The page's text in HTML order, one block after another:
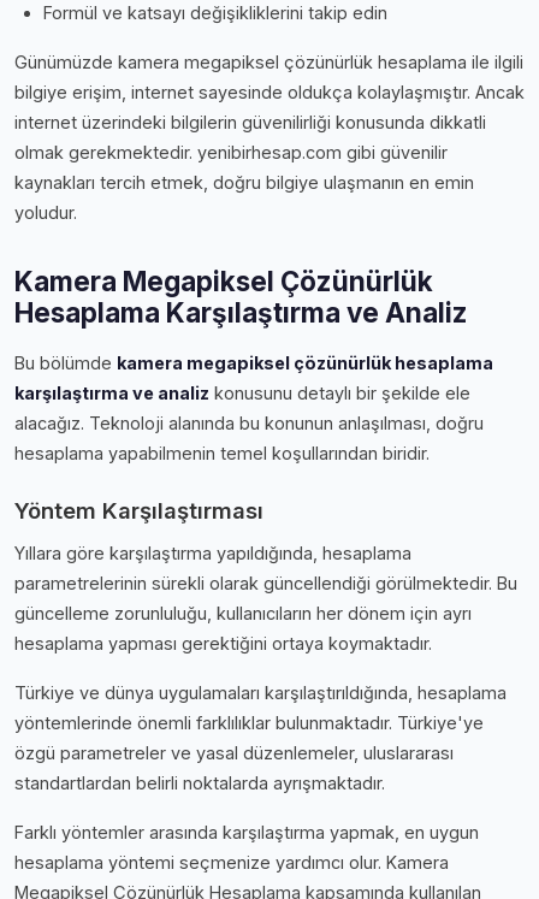
Formül ve katsayı değişikliklerini takip edin
Günümüzde kamera megapiksel çözünürlük hesaplama ile ilgili
bilgiye erişim, internet sayesinde oldukça kolaylaşmıştır. Ancak
internet üzerindeki bilgilerin güvenilirliği konusunda dikkatli
olmak gerekmektedir. yenibirhesap.com gibi güvenilir
kaynakları tercih etmek, doğru bilgiye ulaşmanın en emin
yoludur.
Kamera Megapiksel Çözünürlük
Hesaplama Karşılaştırma ve Analiz
Bu bölümde kamera megapiksel çözünürlük hesaplama
karşılaştırma ve analiz konusunu detaylı bir şekilde ele
alacağız. Teknoloji alanında bu konunun anlaşılması, doğru
hesaplama yapabilmenin temel koşullarından biridir.
Yöntem Karşılaştırması
Yıllara göre karşılaştırma yapıldığında, hesaplama
parametrelerinin sürekli olarak güncellendiği görülmektedir. Bu
güncelleme zorunluluğu, kullanıcıların her dönem için ayrı
hesaplama yapması gerektiğini ortaya koymaktadır.
Türkiye ve dünya uygulamaları karşılaştırıldığında, hesaplama
yöntemlerinde önemli farklılıklar bulunmaktadır. Türkiye'ye
özgü parametreler ve yasal düzenlemeler, uluslararası
standartlardan belirli noktalarda ayrışmaktadır.
Farklı yöntemler arasında karşılaştırma yapmak, en uygun
hesaplama yöntemi seçmenize yardımcı olur. Kamera
Megapiksel Çözünürlük Hesaplama kapsamında kullanılan